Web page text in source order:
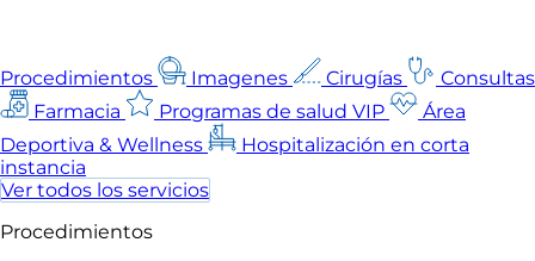
Procedimientos Imagenes Cirugías
Consultas
Farmacia
Programas de salud VIP
Área
Deportiva & Wellness
Hospitalización en corta
instancia
Ver todos los servicios
Procedimientos